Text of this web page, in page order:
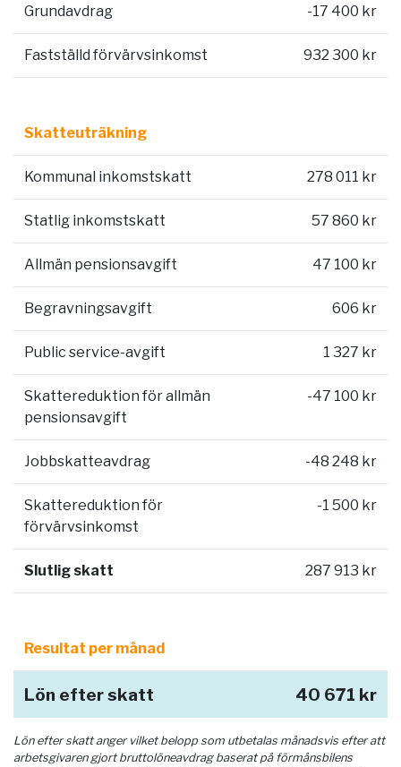
Grundavdrag -17 400 kr
Fastställd förvärvsinkomst 932 300 kr
Skatteuträkning
Kommunal inkomstskatt 278 011 kr
Statlig inkomstskatt 57 860 kr
Allmän pensionsavgift 47 100 kr
Begravningsavgift 606 kr
Public service-avgift 1 327 kr
Skattereduktion för allmän
pensionsavgift
-47 100 kr
Jobbskatteavdrag -48 248 kr
Skattereduktion för
förvärvsinkomst
-1 500 kr
Slutlig skatt 287 913 kr
Resultat per månad
Lön efter skatt 40 671 kr
Lön efter skatt anger vilket belopp som utbetalas månadsvis efter att
arbetsgivaren gjort bruttolöneavdrag baserat på förmånsbilens